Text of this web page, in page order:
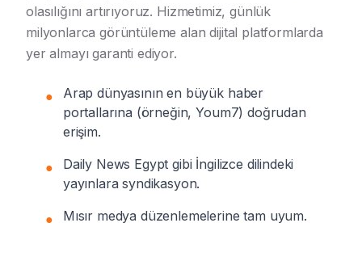
olasılığını artırıyoruz. Hizmetimiz, günlük
milyonlarca görüntüleme alan dijital platformlarda
yer almayı garanti ediyor.
●
Arap dünyasının en büyük haber
portallarına (örneğin, Youm7) doğrudan
erişim.
●
Daily News Egypt gibi İngilizce dilindeki
yayınlara syndikasyon.
● Mısır medya düzenlemelerine tam uyum.